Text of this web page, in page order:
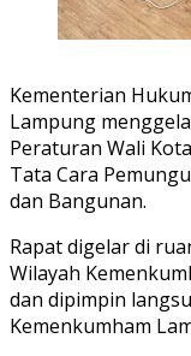
Kementerian
Lampung
Peraturan Wali
Tata Cara
dan Bangunan.
Rapat digelar di
Wilayah
dan dipimpin
Kemenkumham